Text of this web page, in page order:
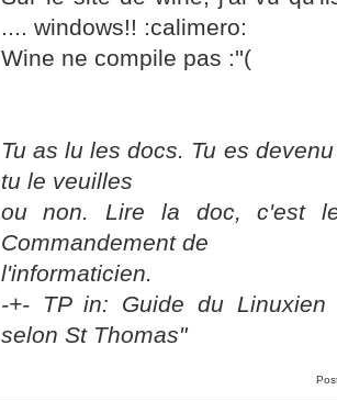
.... windows!! :calimero:
Wine ne compile pas :''(
Tu as lu les docs. Tu es
tu le veuilles
ou non. Lire la doc, c'est
Commandement de
l'informaticien.
-+- TP in: Guide du Linuxien
selon St Thomas"